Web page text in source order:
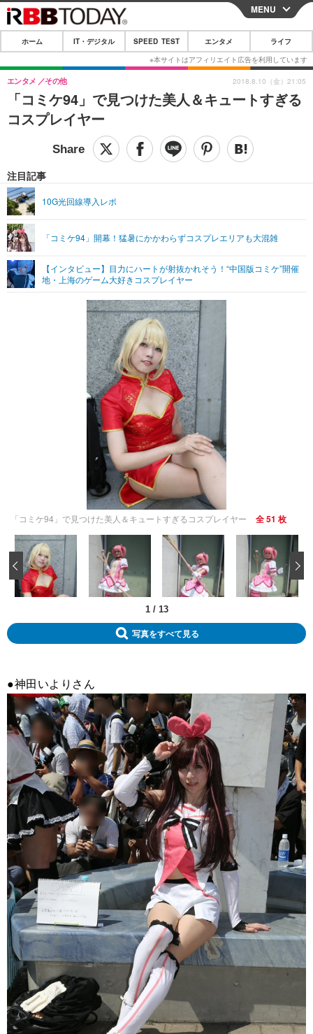
CLOSE
ホーム
IT・デジタル
IT・デジタルTOP スマートフォン
ショッピング その他
SPEED TEST
エンタメTOP 映画・ドラマ
グラビア ブログ
ショッピング その他
ライフTOP
リリース一覧
プッシュ通知の停止方法
MENU
ホーム IT・デジタル SPEED TEST エンタメ ライフ
「コミケ94」で見つけた美人＆キュートすぎる
コスプレイヤー
エンタメ その他
注目記事
10G光回線導入レポ
「コミケ94」開幕！猛暑にかかわらずコスプレエリアも大混雑
【インタビュー】目力にハートが射抜かれそう！“中国版コミケ”開催
地・上海のゲーム大好きコスプレイヤー
2018.8.10（金）21:05
「コミケ94」で見つけた美人＆キュートすぎるコスプレイヤー 全 51 枚
1/ 13
‹
写真をすべて見る
●神田いよりさん